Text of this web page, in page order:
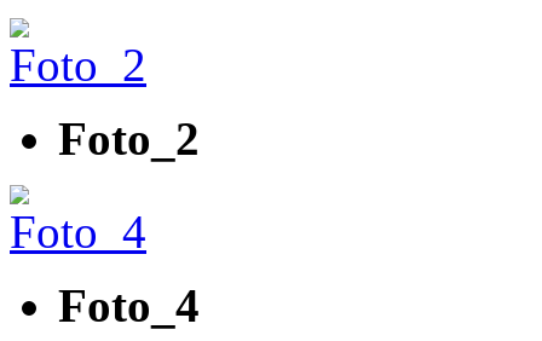
Foto_2
Foto_4